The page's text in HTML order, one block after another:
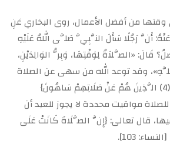
من أفضل الأعمال، روى البخاري عَنِ
أَنَّ رَجُلًا سَأَلَ النَّبِيَّ صَلَّى اللهُ عَلَيْهِ
قَالَ: «الصَّلاَةُ لِوَقْتِهَا، وَبِرُّ الوَالِدَيْنِ،
وقد توعد الله من سهى عن الصلاة
فقال: {فَوَيْلٌ لِلْمُصَلِّينَ (4) الَّذِينَ هُمْ عَنْ صَلَاتِهِمْ سَاهُونَ}
5]. كما أن للصلاة مواقيت محددة لا يجوز للعبد أن
قال تعالى: {إِنَّ الصَّلَاةَ كَانَتْ عَلَى
103].